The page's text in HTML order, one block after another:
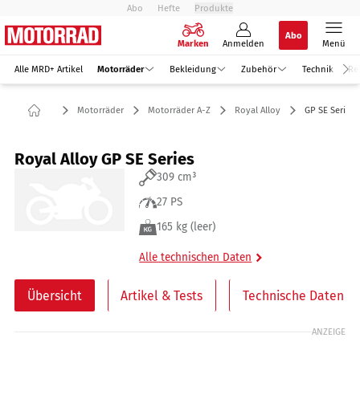
Abo Hefte Produkte
Marken Anmelden
Abo
Menü
Alle MRD+ Artikel Motorräder Bekleidung Zubehör Technik
Motorräder Motorräder A-Z Royal Alloy GP SE Series
Royal Alloy GP SE Series
309 cm³
27 PS
165 kg (leer)
Alle technischen Daten
Übersicht Artikel & Tests Technische Daten
ANZEIGE